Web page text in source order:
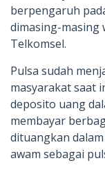
berpengaruh
dimasing-masing
Telkomsel.
Pulsa sudah
masyarakat saat
deposito uang
membayar
dituangkan
awam sebagai